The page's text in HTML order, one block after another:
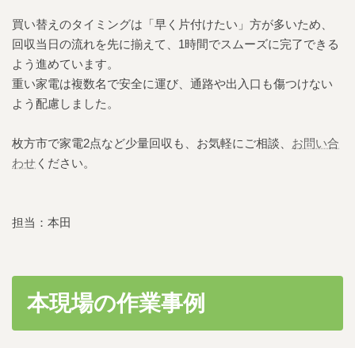
買い替えのタイミングは「早く片付けたい」方が多いため、
回収当日の流れを先に揃えて、1時間でスムーズに完了できる
よう進めています。
重い家電は複数名で安全に運び、通路や出入口も傷つけない
よう配慮しました。
枚方市で家電2点など少量回収も、お気軽にご相談、 お問い合
わせ ください。
担当：本田
本現場の作業事例